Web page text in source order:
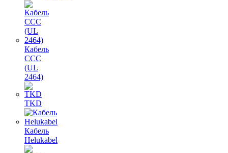
Кабель
CCC
(UL
2464)
TKD
Кабель
Helukabel